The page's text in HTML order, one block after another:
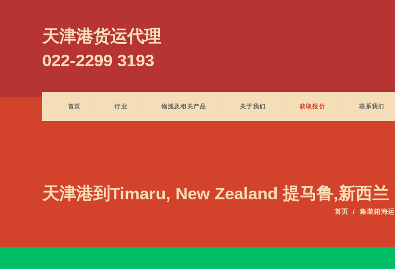
天津港货运代理
022-2299 3193
首页 行业 物流及相关产品 关于我们 获取报价 联系我们
天津港到Timaru, New Zealand 提马鲁,新西兰
首页 集装箱海运